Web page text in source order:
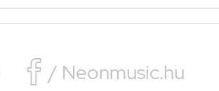
 / Neonmusic.hu